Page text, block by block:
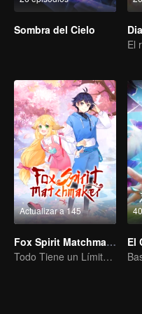
Sombra del Cielo
Actualizar a 145
Fox Spirit Matchmaker
Todo Tiene un Límite, Excepto el Amor y el Odio